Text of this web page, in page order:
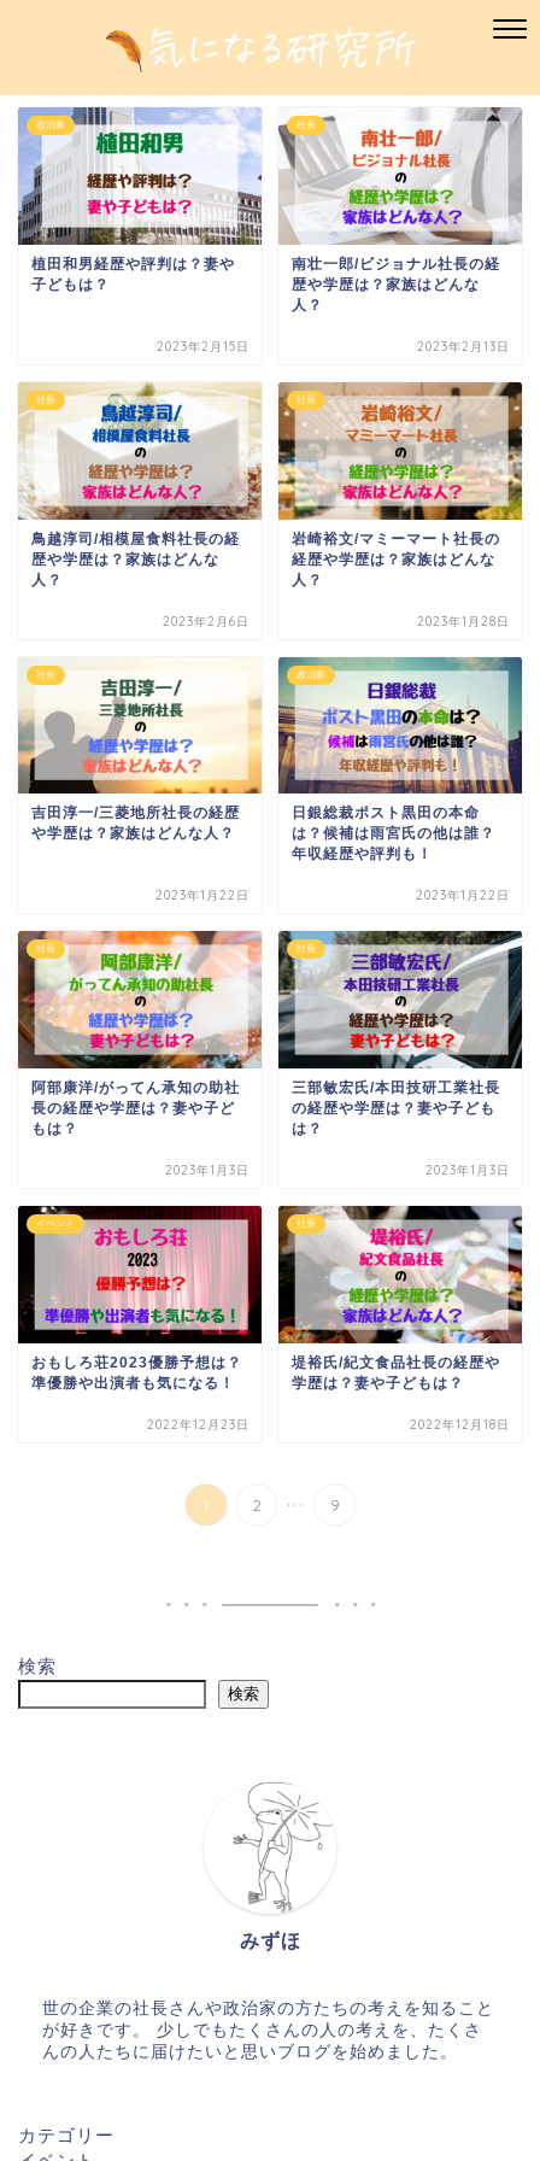
政治家
植田和男経歴や評判は？妻や
子どもは？
2023年2月15日
社長
南壮一郎/ビジョナル社長の経
歴や学歴は？家族はどんな
人？
2023年2月13日
社長
鳥越淳司/相模屋食料社長の経
歴や学歴は？家族はどんな
人？
2023年2月6日
社長
岩崎裕文/マミーマート社長の
経歴や学歴は？家族はどんな
人？
2023年1月28日
社長
吉田淳一/三菱地所社長の経歴
や学歴は？家族はどんな人？
2023年1月22日
政治家
日銀総裁ポスト黒田の本命
は？候補は雨宮氏の他は誰？
年収経歴や評判も！
2023年1月22日
社長
阿部康洋/がってん承知の助社
長の経歴や学歴は？妻や子ど
もは？
2023年1月3日
社長
三部敏宏氏/本田技研工業社長
の経歴や学歴は？妻や子ども
は？
2023年1月3日
イベント
おもしろ荘2023優勝予想は？
準優勝や出演者も気になる！
2022年12月23日
社長
堤裕氏/紀文食品社長の経歴や
学歴は？妻や子どもは？
2022年12月18日
1 2 ... 9
検索
検索
みずほ
世の企業の社長さんや政治家の方たちの考えを知ること
が好きです。 少しでもたくさんの人の考えを、たくさ
んの人たちに届けたいと思いブログを始めました。
カテゴリー